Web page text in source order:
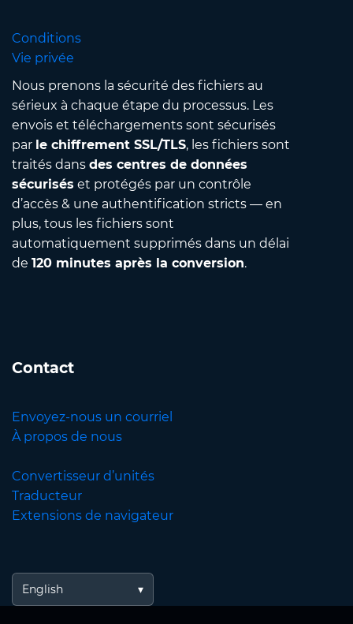
Conditions
Vie privée
Nous prenons la sécurité des fichiers au
sérieux à chaque étape du processus. Les
envois et téléchargements sont sécurisés
par le chiffrement SSL/TLS, les fichiers sont
traités dans des centres de données
sécurisés et protégés par un contrôle
d’accès & une authentification stricts — en
plus, tous les fichiers sont
automatiquement supprimés dans un délai
de 120 minutes après la conversion.
Contact
Envoyez-nous un courriel
À propos de nous
Convertisseur d’unités
Traducteur
Extensions de navigateur
English